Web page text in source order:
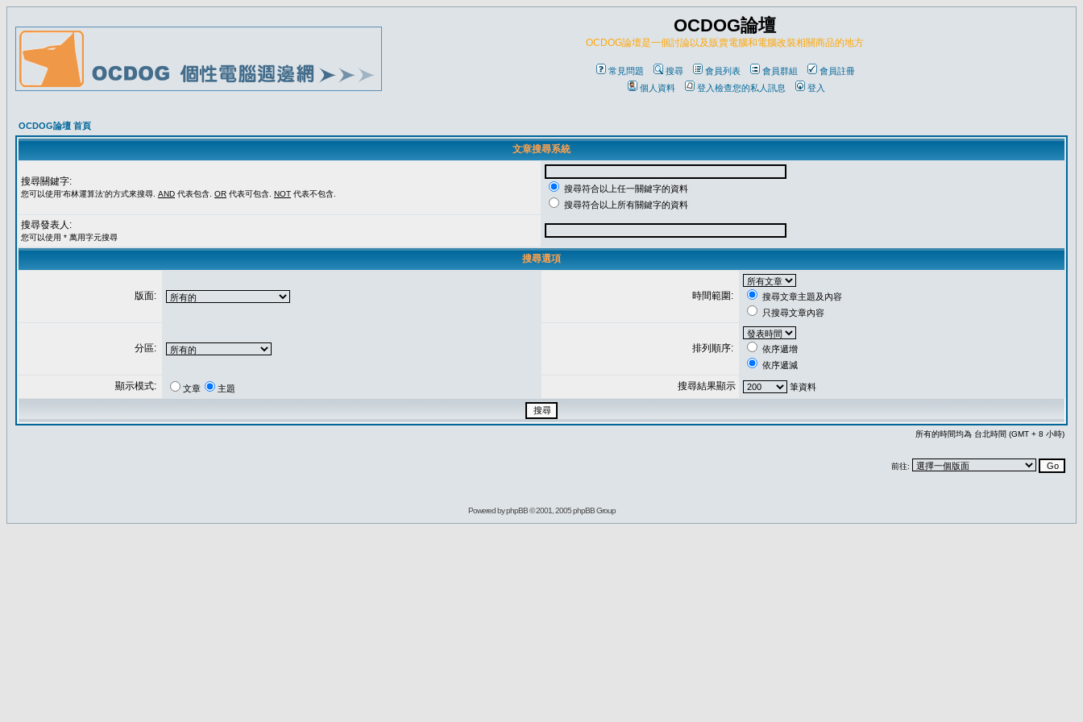
OCDOG論壇
OCDOG論壇是一個討論以及販賣電腦和電腦改裝相關商品的地方
常見問題 搜尋 會員列表 會員群組
會員註冊
個人資料
登入檢查您的私人訊息 登入
OCDOG論壇 首頁
文章搜尋系統
搜尋關鍵字:
您可以使用'布林運算法'的方式來搜尋. AND 代表包含. OR 代表可包含. NOT 代表不包含.
搜尋符合以上任一關鍵字的資料
搜尋符合以上所有關鍵字的資料
搜尋發表人:
您可以使用 * 萬用字元搜尋
搜尋選項
版面: 時間範圍:
搜尋文章主題及內容
只搜尋文章內容
分區: 排列順序:
依序遞增
依序遞減
顯示模式: 文章 主題 搜尋結果顯示 筆資料
所有的時間均為 台北時間 (GMT + 8 小時)
前往:
Powered byphpBB© 2001, 2005 phpBB Group